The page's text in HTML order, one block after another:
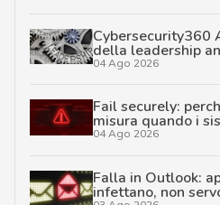
Cybersecurity360
della leadership
04 Ago 2026
Fail securely:
misura quando i
04 Ago 2026
Falla in Outlook:
infettano, non